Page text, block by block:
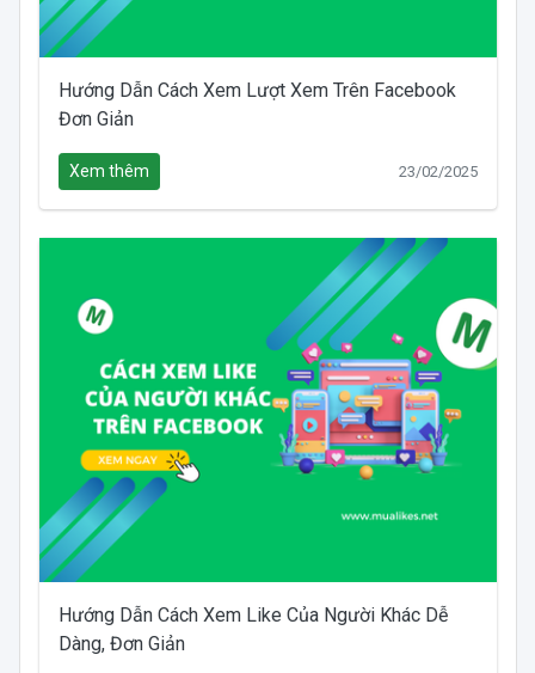
Hướng Dẫn Cách Xem Lượt Xem Trên Facebook
Đơn Giản
Xem thêm 23/02/2025
Hướng Dẫn Cách Xem Like Của Người Khác Dễ
Dàng, Đơn Giản